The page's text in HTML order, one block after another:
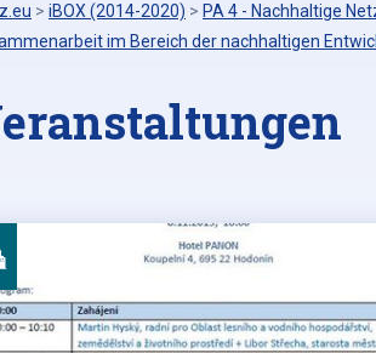
> iBOX (2014-2020) > PA 4 - Nachhaltige
im Bereich der nachhaltigen